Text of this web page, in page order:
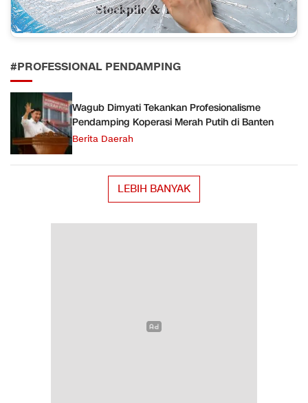
#PROFESSIONAL PENDAMPING
Wagub Dimyati Tekankan Profesionalisme
Pendamping Koperasi Merah Putih di Banten
Berita Daerah
LEBIH BANYAK